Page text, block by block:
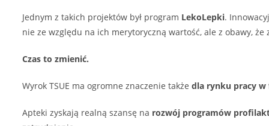
Jednym z takich projektów był program LekoLepki.
nie ze względu na ich merytoryczną wartość, ale z obawy,
Czas to zmienić.
Wyrok TSUE ma ogromne znaczenie także dla rynku pracy w
Apteki zyskają realną szansę na rozwój programów